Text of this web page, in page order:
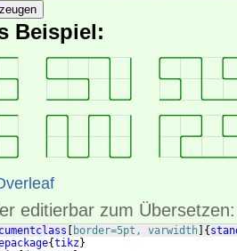
Beispiel:
editierbar zum Übersetzen:
border=5pt, varwidth {
{tikz}